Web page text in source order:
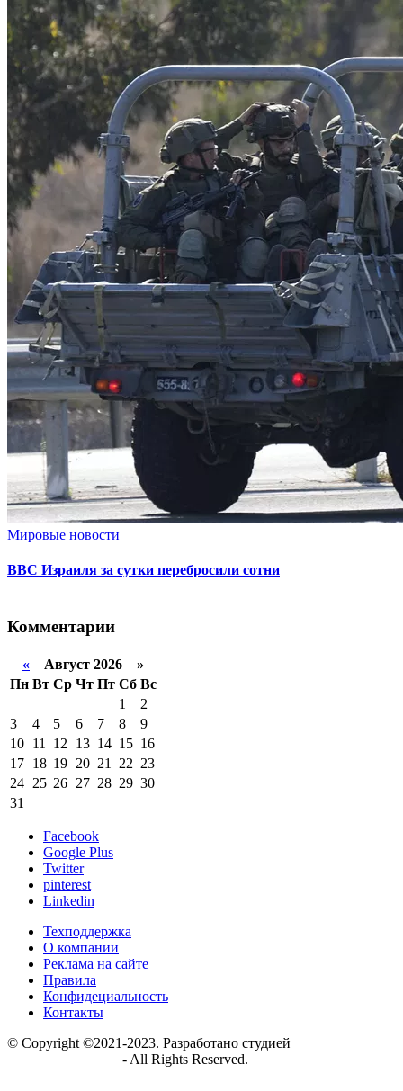
Мировые новости
ВВС Израиля за сутки перебросили сотни
Комментарии
« Август 2026 »
Пн Вт Ср Чт Пт Сб Вс
1
2
3
4 5 6 7 8
9
10 11 12 13 14 15 16
17 18 19 20 21 22 23
24 25 26 27 28 29 30
31
Facebook
Google Plus
Twitter
pinterest
Linkedin
Техподдержка
О компании
Реклама на сайте
Правила
Конфидециальность
Контакты
© Copyright ©2021-2023. Разработано студией
- All Rights Reserved.